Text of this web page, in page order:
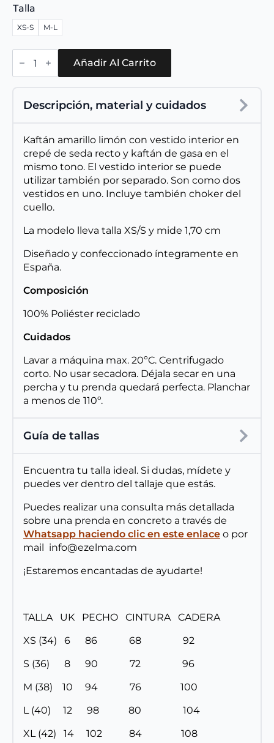
Talla
XS-S M-L
Kaftán
gasa
Añadir Al Carrito
Descripción, material y cuidados
Kaftán amarillo limón con vestido interior en
crepé de seda recto y kaftán de gasa en el
mismo tono. El vestido interior se puede
utilizar también por separado. Son como dos
vestidos en uno. Incluye también choker del
cuello.
La modelo lleva talla XS/S y mide 1,70 cm
Diseñado y confeccionado íntegramente en
España.
Composición
100% Poliéster reciclado
Cuidados
Lavar a máquina max. 20ºC. Centrifugado
corto. No usar secadora. Déjala secar en una
percha y tu prenda quedará perfecta. Planchar
a menos de 110º.
Guía de tallas
Encuentra tu talla ideal. Si dudas, mídete y
puedes ver dentro del tallaje que estás.
Puedes realizar una consulta más detallada
sobre una prenda en concreto a través de
Whatsapp haciendo clic en este enlace o por
mail info@ezelma.com
¡Estaremos encantadas de ayudarte!
TALLA UK PECHO CINTURA CADERA
XS (34) 6 86 68 92
S (36) 8 90 72 96
M (38) 10 94 76 100
L (40) 12 98 80 104
XL (42) 14 102 84 108